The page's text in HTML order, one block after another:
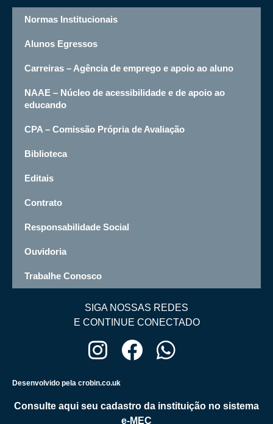
Normas Institucionais
Alunos Egressos
Carreiras – Agência de emprego e apoio ao aluno
NAAE – Núcleo de acessibilidade e de apoio ao
educando
CPA – Comissão Própria de Avaliação
Biblioteca
Editais
Contrato
Responsabilidade Social
Ouvidoria
Trabalhe Conosco
SIGA NOSSAS REDES
E CONTINUE CONECTADO
Desenvolvido pela crobin.co.uk
Consulte aqui seu cadastro da instituição no sistema
e-MEC